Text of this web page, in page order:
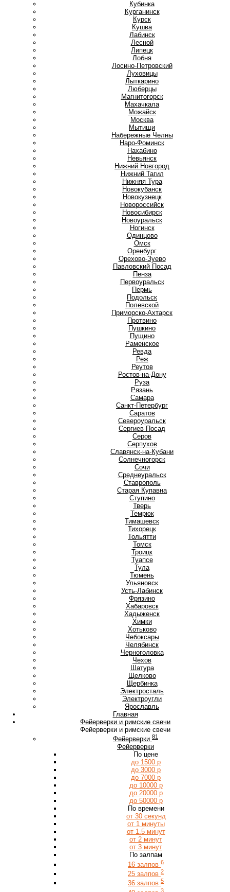
Кубинка
Курганинск
Курск
Кушва
Лабинск
Лесной
Липецк
Лобня
Лосино-Петровский
Луховицы
Лыткарино
Люберцы
Магнитогорск
Махачкала
Можайск
Москва
Мытищи
Набережные Челны
Наро-Фоминск
Нахабино
Невьянск
Нижний Новгород
Нижний Тагил
Нижняя Тура
Новокубанск
Новокузнецк
Новороссийск
Новосибирск
Новоуральск
Ногинск
Одинцово
Омск
Оренбург
Орехово-Зуево
Павловский Посад
Пенза
Первоуральск
Пермь
Подольск
Полевской
Приморско-Ахтарск
Протвино
Пушкино
Пущино
Раменское
Ревда
Реж
Реутов
Ростов-на-Дону
Руза
Рязань
Самара
Санкт-Петербург
Саратов
Североуральск
Сергиев Посад
Серов
Серпухов
Славянск-на-Кубани
Солнечногорск
Сочи
Среднеуральск
Ставрополь
Старая Купавна
Ступино
Тверь
Темрюк
Тимашевск
Тихорецк
Тольятти
Томск
Троицк
Туапсе
Тула
Тюмень
Ульяновск
Усть-Лабинск
Фрязино
Хабаровск
Хадыженск
Химки
Хотьково
Чебоксары
Челябинск
Черноголовка
Чехов
Шатура
Щелково
Щербинка
Электросталь
Электроугли
Ярославль
Главная
Фейерверки и римские свечи
Фейерверки и римские свечи
Фейерверки 81
Фейерверки
По цене
до 1500 р
до 3000 р
до 7000 р
до 10000 р
до 20000 р
до 50000 р
По времени
от 30 секунд
от 1 минуты
от 1.5 минут
от 2 минут
от 3 минут
По залпам
16 залпов 6
25 залпов 2
36 залпов 5
3